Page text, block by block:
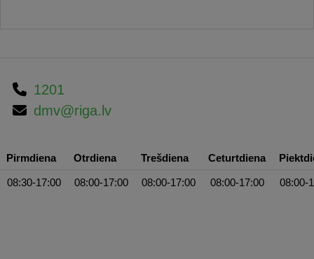
1201
dmv@riga.lv
Pirmdiena Otrdiena Trešdiena Ceturtdiena
08:30-17:00 08:00-17:00 08:00-17:00 08:00-17:00 08:00-